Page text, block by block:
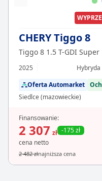
CHERY Tiggo 8
Tiggo 8 1.5 T-GDI
2025 Hybryda
Oferta Automarket
Siedlce (mazowieckie)
Finansowanie:
2 307 zł -175 zł
cena netto
2 482 złnajniższa cena